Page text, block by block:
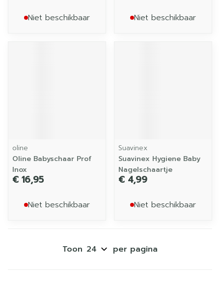
Niet beschikbaar Niet beschikbaar
oline
Oline Babyschaar Prof
Inox
€ 16,95
Niet beschikbaar
Suavinex
Suavinex Hygiene Baby
Nagelschaartje
€ 4,99
Niet beschikbaar
Toon per pagina